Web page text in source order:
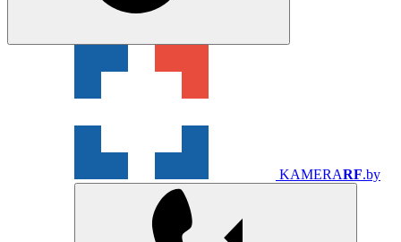
KAMERARF.by